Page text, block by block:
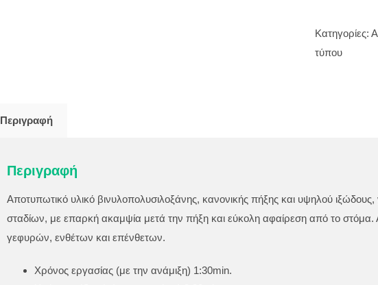
Κατηγορίες:
τύπου
Περιγραφή
Περιγραφή
Αποτυπωτικό υλικό βινυλοπολυσιλοξάνης, κανονικής πήξης και υψηλού
σταδίων, με επαρκή ακαμψία μετά την πήξη και εύκολη αφαίρεση από το
γεφυρών, ενθέτων και επένθετων.
Χρόνος εργασίας (με την ανάμιξη) 1:30min.